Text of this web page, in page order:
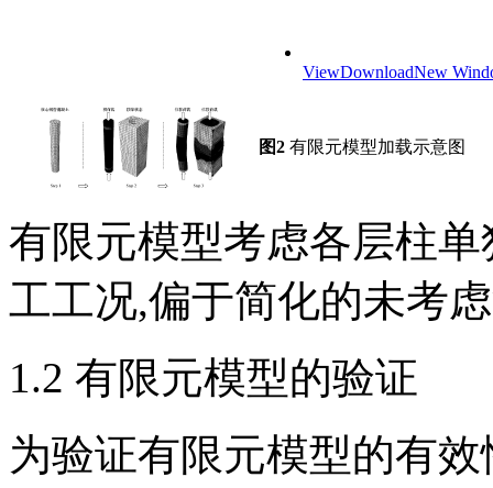
ViewDownloadNew
图2 有限元模型加载示意图
有限元模型考虑各层柱
工工况,偏于简化的未考
1.2 有限元模型的验证
为验证有限元模型的有